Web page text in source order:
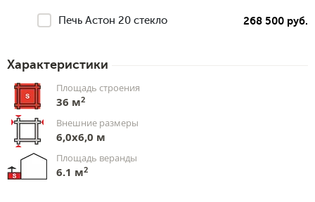
Печь Астон 20 стекло 268 500 руб.
Характеристики
Площадь строения
36 м2
Внешние размеры
6,0х6,0 м
Площадь веранды
6.1 м2